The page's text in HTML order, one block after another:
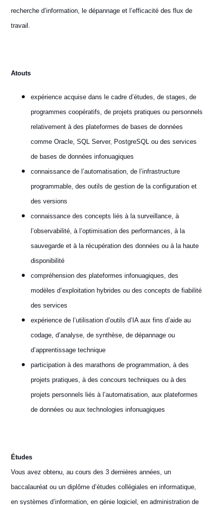
recherche d’information, le dépannage et l’efficacité des flux de
travail.
Atouts
expérience acquise dans le cadre d’études, de stages, de
programmes coopératifs, de projets pratiques ou personnels
relativement à des plateformes de bases de données
comme Oracle, SQL Server, PostgreSQL ou des services
de bases de données infonuagiques
connaissance de l’automatisation, de l’infrastructure
programmable, des outils de gestion de la configuration et
des versions
connaissance des concepts liés à la surveillance, à
l’observabilité, à l’optimisation des performances, à la
sauvegarde et à la récupération des données ou à la haute
disponibilité
compréhension des plateformes infonuagiques, des
modèles d’exploitation hybrides ou des concepts de fiabilité
des services
expérience de l’utilisation d’outils d’IA aux fins d’aide au
codage, d’analyse, de synthèse, de dépannage ou
d’apprentissage technique
participation à des marathons de programmation, à des
projets pratiques, à des concours techniques ou à des
projets personnels liés à l’automatisation, aux plateformes
de données ou aux technologies infonuagiques
Études
Vous avez obtenu, au cours des 3 dernières années, un
baccalauréat ou un diplôme d’études collégiales en informatique,
en systèmes d’information, en génie logiciel, en administration de